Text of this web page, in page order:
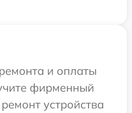
и оплаты
фирменный
устройства